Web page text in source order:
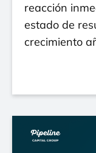
reacción
estado de
crecimiento